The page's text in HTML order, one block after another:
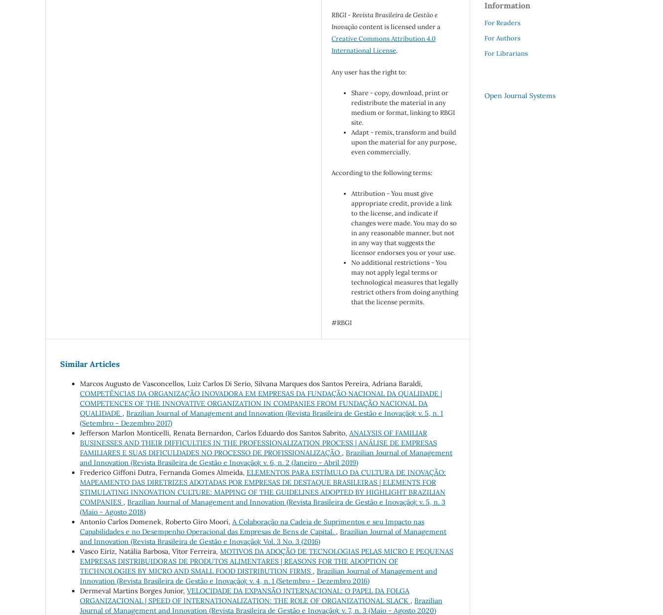
RBGI - Revista Brasileira de Gestão e
Inovaçãocontent is licensed under a
Creative Commons Attribution 4.0
International License.
Any user has the right to:
Share - copy, download, print or
redistribute the material in any
medium or format, linking to RBGI
site.
Adapt - remix, transform and build
upon the material for any purpose,
even commercially.
According to the following terms:
Attribution - You must give
appropriate credit, provide a link
to the license, and indicate if
changes were made. You may do so
in any reasonable manner, but not
in any way that suggests the
licensor endorses you or your use.
No additional restrictions - You
may not apply legal terms or
technological measures that legally
restrict others from doing anything
that the license permits.
#RBGI
Similar Articles
Marcos Augusto de Vasconcellos, Luiz Carlos Di Serio, Silvana Marques dos Santos Pereira, Adriana Baraldi,
COMPETÊNCIAS DA ORGANIZAÇÃO INOVADORA EM EMPRESAS DA FUNDAÇÃO NACIONAL DA QUALIDADE |
COMPETENCES OF THE INNOVATIVE ORGANIZATION IN COMPANIES FROM FUNDAÇÃO NACIONAL DA
QUALIDADE , Brazilian Journal of Management and Innovation (Revista Brasileira de Gestão e Inovação): v. 5, n. 1
(Setembro - Dezembro 2017)
Jefferson Marlon Monticelli, Renata Bernardon, Carlos Eduardo dos Santos Sabrito, ANALYSIS OF FAMILIAR
BUSINESSES AND THEIR DIFFICULTIES IN THE PROFESSIONALIZATION PROCESS | ANÁLISE DE EMPRESAS
FAMILIARES E SUAS DIFICULDADES NO PROCESSO DE PROFISSIONALIZAÇÃO , Brazilian Journal of Management
and Innovation (Revista Brasileira de Gestão e Inovação): v. 6, n. 2 (Janeiro - Abril 2019)
Frederico Giffoni Dutra, Fernanda Gomes Almeida, ELEMENTOS PARA ESTÍMULO DA CULTURA DE INOVAÇÃO:
MAPEAMENTO DAS DIRETRIZES ADOTADAS POR EMPRESAS DE DESTAQUE BRASILEIRAS | ELEMENTS FOR
STIMULATING INNOVATION CULTURE: MAPPING OF THE GUIDELINES ADOPTED BY HIGHLIGHT BRAZILIAN
COMPANIES , Brazilian Journal of Management and Innovation (Revista Brasileira de Gestão e Inovação): v. 5, n. 3
(Maio - Agosto 2018)
Antonio Carlos Domenek, Roberto Giro Moori, A Colaboração na Cadeia de Suprimentos e seu Impacto nas
Capabilidades e no Desempenho Operacional das Empresas de Bens de Capital. , Brazilian Journal of Management
and Innovation (Revista Brasileira de Gestão e Inovação): Vol. 3 No. 3 (2016)
Vasco Eiriz, Natália Barbosa, Vítor Ferreira, MOTIVOS DA ADOÇÃO DE TECNOLOGIAS PELAS MICRO E PEQUENAS
EMPRESAS DISTRIBUIDORAS DE PRODUTOS ALIMENTARES | REASONS FOR THE ADOPTION OF
TECHNOLOGIES BY MICRO AND SMALL FOOD DISTRIBUTION FIRMS , Brazilian Journal of Management and
Innovation (Revista Brasileira de Gestão e Inovação): v. 4, n. 1 (Setembro - Dezembro 2016)
Dermeval Martins Borges Junior, VELOCIDADE DA EXPANSÃO INTERNACIONAL: O PAPEL DA FOLGA
ORGANIZACIONAL | SPEED OF INTERNATIONALIZATION: THE ROLE OF ORGANIZATIONAL SLACK , Brazilian
Journal of Management and Innovation (Revista Brasileira de Gestão e Inovação): v. 7, n. 3 (Maio - Agosto 2020)
Information
For Readers
For Authors
For Librarians
Open Journal Systems